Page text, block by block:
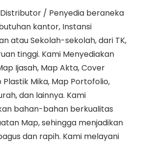
/ Penyedia beraneka
kantor, Instansi
atau Sekolah-sekolah, dari TK,
tinggi. Kami Menyediakan
Ijasah, Map Akta, Cover
Plastik Mika, Map Portofolio,
dan lainnya. Kami
bahan-bahan berkualitas
Map, sehingga menjadikan
dan rapih. Kami melayani